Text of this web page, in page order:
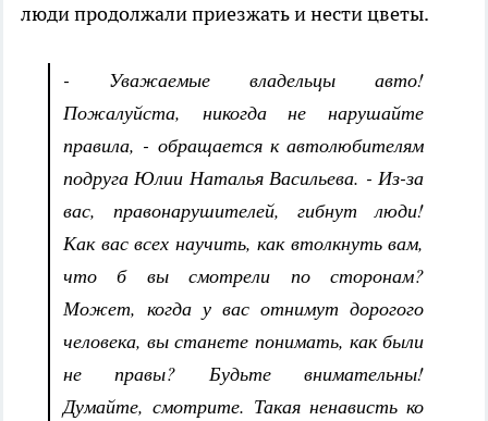
люди продолжали приезжать и нести цветы.
- Уважаемые владельцы авто!
Пожалуйста, никогда не нарушайте
правила, - обращается к автолюбителям
подруга Юлии Наталья Васильева. - Из-за
вас, правонарушителей, гибнут люди!
Как вас всех научить, как втолкнуть вам,
что б вы смотрели по сторонам?
Может, когда у вас отнимут дорогого
человека, вы станете понимать, как были
не правы? Будьте внимательны!
Думайте, смотрите. Такая ненависть ко